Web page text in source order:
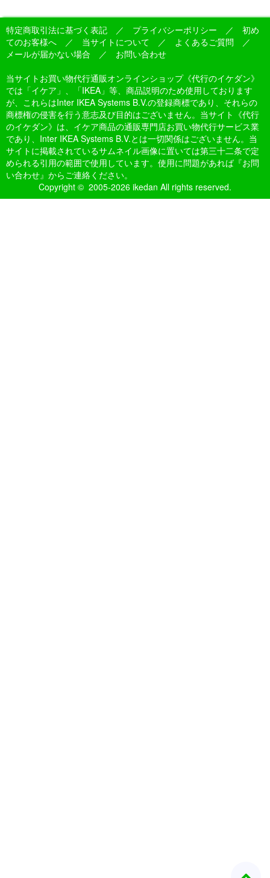
特定商取引法に基づく表記 ／ プライバシーポリシー ／ 初め
てのお客様へ ／ 当サイトについて ／ よくあるご質問 ／
メールが届かない場合 ／ お問い合わせ
当サイトお買い物代行通販オンラインショップ《代行のイケダン》
では「イケア」、「IKEA」等、商品説明のため使用しております
が、これらはInter IKEA Systems B.V.の登録商標であり、それらの
商標権の侵害を行う意志及び目的はございません。当サイト《代行
のイケダン》は、イケア商品の通販専門店お買い物代行サービス業
であり、Inter IKEA Systems B.V.とは一切関係はございません。当
サイトに掲載されているサムネイル画像に置いては第三十二条で定
められる引用の範囲で使用しています。使用に問題があれば『お問
い合わせ』からご連絡ください。
Copyright © 2005-2026 ikedan All rights reserved.